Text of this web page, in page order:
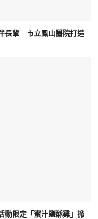
長輩 市立鳳山醫院打造
限定「蜜汁鹽酥雞」掀